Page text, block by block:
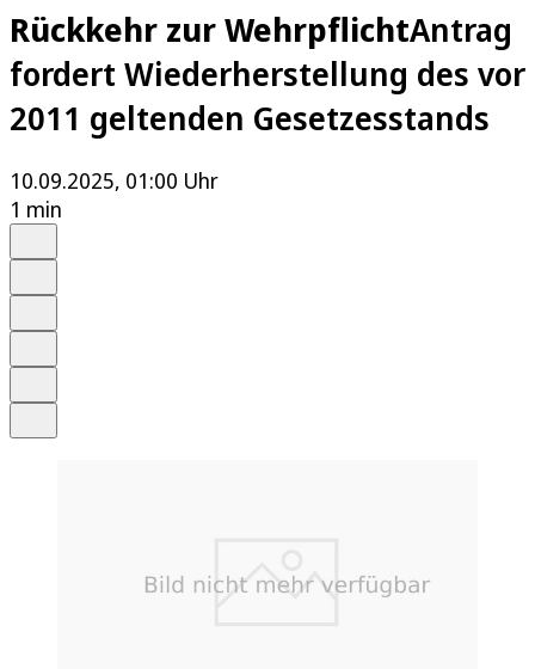
Rückkehr zur WehrpflichtAntrag
fordert Wiederherstellung des vor
2011 geltenden Gesetzesstands
10.09.2025, 01:00 Uhr
1 min